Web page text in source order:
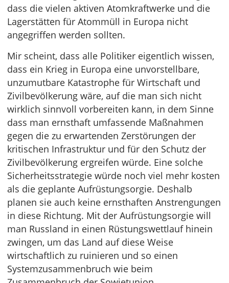
dass die vielen aktiven Atomkraftwerke und die
Lagerstätten für Atommüll in Europa nicht
angegriffen werden sollten.
Mir scheint, dass alle Politiker eigentlich wissen,
dass ein Krieg in Europa eine unvorstellbare,
unzumutbare Katastrophe für Wirtschaft und
Zivilbevölkerung wäre, auf die man sich nicht
wirklich sinnvoll vorbereiten kann, in dem Sinne
dass man ernsthaft umfassende Maßnahmen
gegen die zu erwartenden Zerstörungen der
kritischen Infrastruktur und für den Schutz der
Zivilbevölkerung ergreifen würde. Eine solche
Sicherheitsstrategie würde noch viel mehr kosten
als die geplante Aufrüstungsorgie. Deshalb
planen sie auch keine ernsthaften Anstrengungen
in diese Richtung. Mit der Aufrüstungsorgie will
man Russland in einen Rüstungswettlauf hinein
zwingen, um das Land auf diese Weise
wirtschaftlich zu ruinieren und so einen
Systemzusammenbruch wie beim